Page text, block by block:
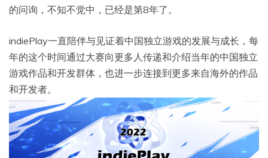
的问询，不知不觉中，已经是第8年了。
indiePlay一直陪伴与见证着中国独立游戏的发展与成长，每
年的这个时间通过大赛向更多人传递和介绍当年的中国独立
游戏作品和开发群体，也进一步连接到更多来自海外的作品
和开发者。